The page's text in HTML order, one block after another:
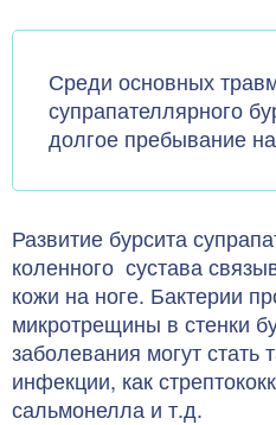
Среди основных
супрапателлярного
долгое пребывание
Развитие бурсита
коленного сустава
кожи на ноге. Бактерии
микротрещины в стенки
заболевания могут стать
инфекции, как
сальмонелла и т.д.